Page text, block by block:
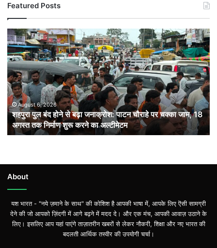
Featured Posts
शहपुरा
पुल
बंद
होने
से
बढ़ा
जनाक्रोश:
पाटन
चौराहे
पर
चक्का
अगस्त
तक
करने
का
अल्टीमेटम
August 6, 2026
शहपुरा पुल बंद होने से बढ़ा जनाक्रोश: पाटन चौराहे पर चक्का जाम, 18
अगस्त तक निर्माण शुरू करने का अल्टीमेटम
About
यश भारत - "नये ज़माने के साथ" की कोशिश है आपकी भाषा में, आपके लिए ऎसी सामग्री
देने की जो आपको ज़िंदगी में आगे बढ़ने में मदद दे। और एक मंच, आपकी आवाज़ उठाने के
लिए। इसलिए आप यहां पाएंगे ताज़ातरीन खबरों से लेकर नौकरी, शिक्षा और नए भारत की
बदलती आर्थिक तस्वीर की उपयोगी चर्चा।